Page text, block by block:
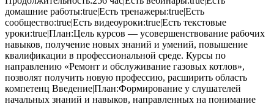
домашние работы:true|Есть тренажеры:true|Есть
сообщество:true|Есть видеоуроки:true|Есть текстовые
уроки:true|План:Цель курсов — усовершенствование рабочих
навыков, получение новых знаний и умений, повышение
квалификации в профессиональной среде. Курсы по
направлению «Ремонт и обслуживание газовых котлов»,
позволят получить новую профессию, расширить область
компетенц Введение|План:Формирование у слушателей
начальных знаний и навыков, направленных на понимание